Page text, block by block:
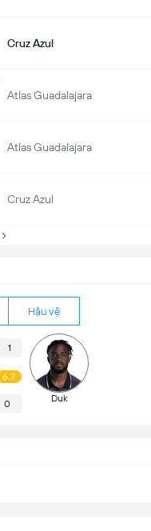
Hậu vệ
1
6.7
0 Duk
Cruz Azul
Atlas Guadalajara
Atlas Guadalajara
Cruz Azul